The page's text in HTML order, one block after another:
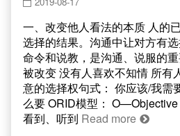
一、改变他人看法的本质 人的
选择的结果。沟通中让对方有
命令和说教，是沟通、说服的
被改变 没有人喜欢不知情 所有
意的选择权句式： 你应该/我需
么要 ORID模型：
看到、听到 Read more